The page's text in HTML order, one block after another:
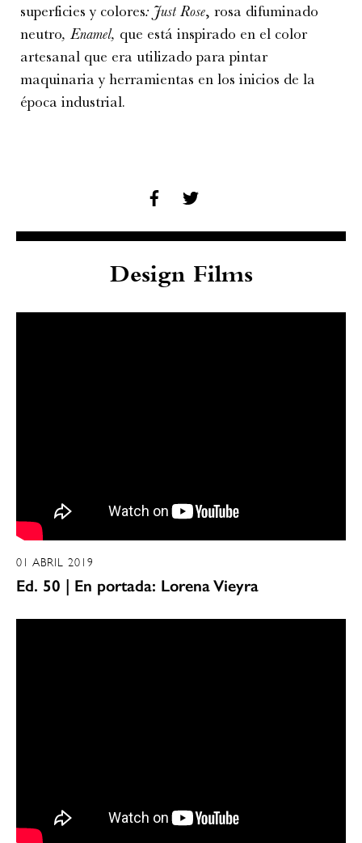
superficies y colores: Just Rose, rosa difuminado
neutro, Enamel, que está inspirado en el color
artesanal que era utilizado para pintar
maquinaria y herramientas en los inicios de la
época industrial.
Design Films
01 ABRIL 2019
Ed. 50 | En portada: Lorena Vieyra